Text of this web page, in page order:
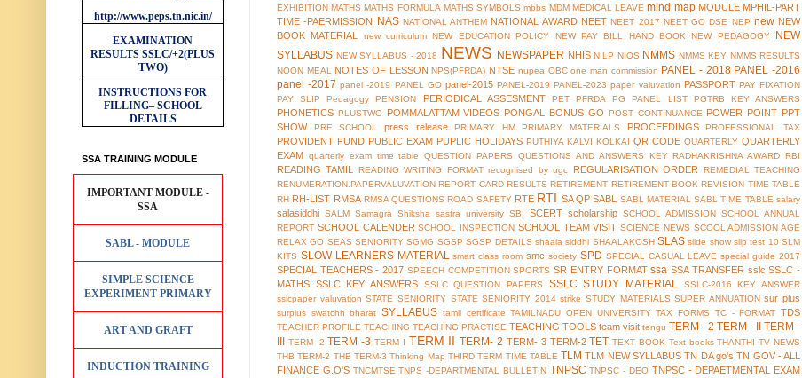
EXHIBITION MATHS MATHS FORMULA MATHS SYMBOLS mbbs MDM MEDICAL LEAVE mind map MODULE MPHIL-PART
TIME -PAERMISSION
NAS NATIONAL ANTHEM NATIONAL AWARD NEET NEET 2017 NEET GO DSE NEP new NEW
BOOK MATERIAL
new curriculum NEW EDUCATION POLICY NEW PAY BILL HAND BOOK NEW PEDAGOGY
NEW
SYLLABUS NEW SYLLABUS - 2018 NEWS NEWSPAPER NHIS NILP NIOS NMMS NMMS KEY NMMS RESULTS
NOON MEAL
NOTES OF LESSON NPS(PFRDA) NTSE nupea OBC one man commission PANEL - 2018 PANEL -2016
panel -2017 panel -2019 PANEL GO panel-2015 PANEL-2019 PANEL-2023 paper valuvation PASSPORT PAY FIXATION
PAY SLIP
Pedagogy PENSION PERIODICAL ASSESMENT PET PFRDA PG PANEL LIST PGTRB KEY ANSWERS
PHONETICS PLUSTWO POMMALATTAM VIDEOS PONGAL BONUS GO POST CONTINUANCE POWER POINT PPT
SHOW
PRE SCHOOL press release PRIMARY HM PRIMARY MATERIALS PROCEEDINGS PROFESSIONAL TAX
PROVIDENT FUND PUBLIC EXAM PUPLIC HOLIDAYS PUTHIYA KALVI KOLKAI QR CODE QUARTERLY QUARTERLY
EXAM quarterly exam time table QUESTION PAPERS QUESTIONS AND ANSWERS KEY RADHAKRISHNA AWARD RBI
READING TAMIL READING WRITING FORMAT recognised by ugc REGULARISATION ORDER
REMEDIAL TEACHING
RENUMERATION.PAPERVALUVATION REPORT CARD RESULTS RETIREMENT RETIREMENT BOOK REVISION TIME TABLE
RH RH-LIST RMSA RMSA QUESTIONS ROAD SAFETY RTE RTI SA QP SABL SABL MATERIAL SABL TIME TABLE salary
salasiddhi SALM Samagra Shiksha sastra university SBI SCERT scholarship SCHOOL ADMISSION SCHOOL ANNUAL
REPORT SCHOOL CALENDER SCHOOL INSPECTION SCHOOL TEAM VISIT SCIENCE NEWS SCOOL ADMISSION AGE
RELAX GO SEAS SENIORITY SGMG SGSP SGSP DETAILS shaala siddhi SHAALAKOSH SLAS slide show slip test 10 SLM
KITS SLOW LEARNERS MATERIAL smart class room smc society SPD SPECIAL CASUAL LEAVE special guide 2017
SPECIAL TEACHERS - 2017 SPEECH COMPETITION SPORTS SR ENTRY FORMAT ssa SSA TRANSFER sslc SSLC -
MATHS SSLC KEY ANSWERS SSLC QUESTION PAPERS SSLC STUDY MATERIAL
SSLC-2016 KEY ANSWER
sslcpaper valuvation STATE SENIORITY STATE SENIORITY 2014 strike STUDY MATERIALS SUPER ANNUATION sur plus
surplus swatchh bharat SYLLABUS tamil certificate TAMILNADU OPEN UNIVERSITY TAX FORMS TC - FORMAT TDS
TEACHER PROFILE TEACHING TEACHING PRACTISE TEACHING TOOLS team visit tengu TERM - 2 TERM - II
TERM -
TERM -2 TERM -3 TERM I TERM II TERM- 2 TERM- 3 TERM-2 TET TEXT BOOK Text books THANTHI TV NEWS
THB TERM-2 THB TERM-3 Thinking Map THIRD TERM TIME TABLE TLM TLM NEW SYLLABUS TN DA go's TN GOV - ALL
FINANCE G.O'S TNCMTSE TNPS -DEPARTMENTAL BULLETIN TNPSC TNPSC - DEO TNPSC - DEPAETMENTAL EXAM
http://www.peps.tn.nic.in/
EXAMINATION
RESULTS SSLC/+2(PLUS
TWO)
INSTRUCTIONS FOR
FILLING– SCHOOL
DETAILS
SSA TRAINING MODULE
IMPORTANT MODULE -
SSA
SABL - MODULE
SIMPLE SCIENCE
EXPERIMENT-PRIMARY
ART AND GRAFT
INDUCTION TRAINING